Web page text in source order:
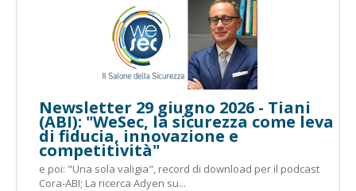
Newsletter 29 giugno 2026 - Tiani
(ABI): "WeSec, la sicurezza come leva
di fiducia, innovazione e
competitività"
e poi: "Una sola valigia", record di download per il podcast
Cora-ABI; La ricerca Adyen su...